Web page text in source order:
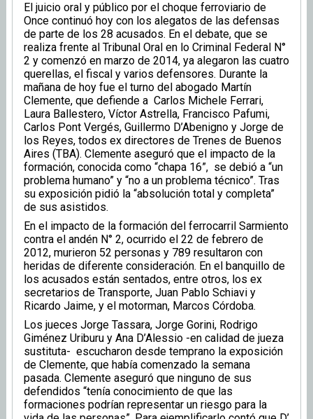
El juicio oral y público por el choque ferroviario de
Once continuó hoy con los alegatos de las defensas
de parte de los 28 acusados. En el debate, que se
realiza frente al Tribunal Oral en lo Criminal Federal N°
2 y comenzó en marzo de 2014, ya alegaron las cuatro
querellas, el fiscal y varios defensores. Durante la
mañana de hoy fue el turno del abogado Martín
Clemente, que defiende a Carlos Michele Ferrari,
Laura Ballestero, Víctor Astrella, Francisco Pafumi,
Carlos Pont Vergés, Guillermo D’Abenigno y Jorge de
los Reyes, todos ex directores de Trenes de Buenos
Aires (TBA). Clemente aseguró que el impacto de la
formación, conocida como “chapa 16”, se debió a “un
problema humano” y “no a un problema técnico”. Tras
su exposición pidió la “absolución total y completa”
de sus asistidos.
En el impacto de la formación del ferrocarril Sarmiento
contra el andén N° 2, ocurrido el 22 de febrero de
2012, murieron 52 personas y 789 resultaron con
heridas de diferente consideración. En el banquillo de
los acusados están sentados, entre otros, los ex
secretarios de Transporte, Juan Pablo Schiavi y
Ricardo Jaime, y el motorman, Marcos Córdoba.
Los jueces Jorge Tassara, Jorge Gorini, Rodrigo
Giménez Uriburu y Ana D’Alessio -en calidad de jueza
sustituta- escucharon desde temprano la exposición
de Clemente, que había comenzado la semana
pasada. Clemente aseguró que ninguno de sus
defendidos “tenía conocimiento de que las
formaciones podrían representar un riesgo para la